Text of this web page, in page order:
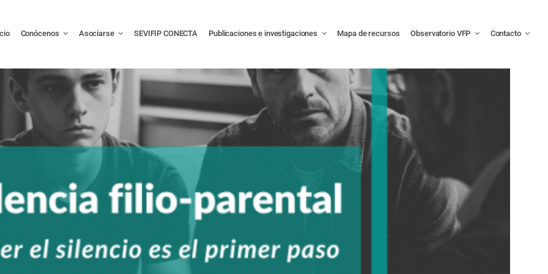
Conócenos Asociarse SEVIFIP CONECTA Publicaciones e investigaciones Mapa de recursos Observatorio VFP Contacto